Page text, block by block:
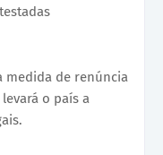
medida de renúncia
o país a